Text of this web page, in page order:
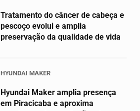
Tratamento do câncer de cabeça e
pescoço evolui e amplia
preservação da qualidade de vida
HYUNDAI MAKER
Hyundai Maker amplia presença
em Piracicaba e aproxima